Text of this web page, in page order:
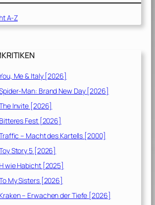
A-Z
Me & Italy [2026]
Man: Brand New Day [2026]
Invite [2026]
Bitteres Fest [2026]
– Macht des Kartells [2000]
Story 5 [2026]
H wie Habicht [2025]
My Sisters [2026]
Kraken – Erwachen der Tiefe [2026]